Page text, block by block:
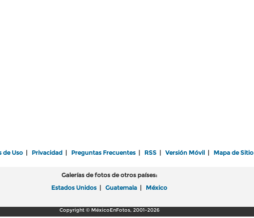
de Uso Privacidad Preguntas Frecuentes RSS Versión Móvil Mapa de Sitio
Galerías de fotos de otros países:
Estados Unidos
Guatemala México
Copyright © MéxicoEnFotos, 2001-2026